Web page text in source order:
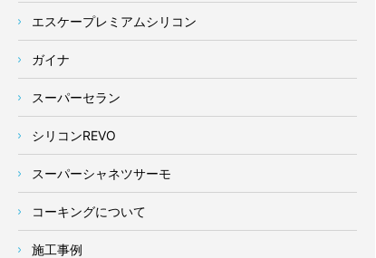
エスケープレミアムシリコン
ガイナ
スーパーセラン
シリコンREVO
スーパーシャネツサーモ
コーキングについて
施工事例